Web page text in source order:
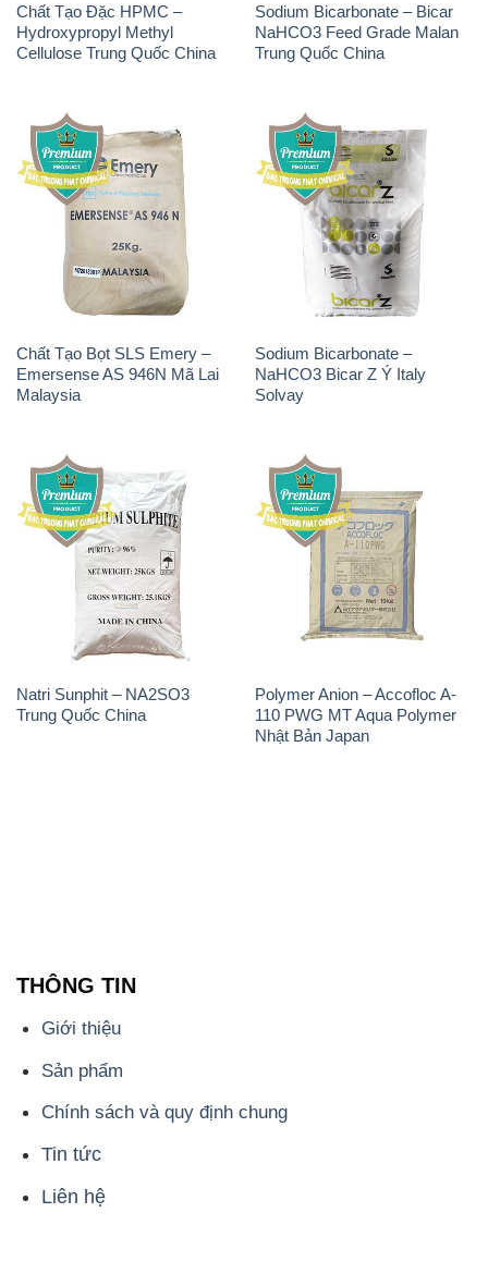
Chất Tạo Đặc HPMC –
Hydroxypropyl Methyl
Cellulose Trung Quốc China
Sodium Bicarbonate – Bicar
NaHCO3 Feed Grade Malan
Trung Quốc China
Chất Tạo Bọt SLS Emery –
Emersense AS 946N Mã Lai
Malaysia
Sodium Bicarbonate –
NaHCO3 Bicar Z Ý Italy
Solvay
Natri Sunphit – NA2SO3
Trung Quốc China
Polymer Anion – Accofloc A-
110 PWG MT Aqua Polymer
Nhật Bản Japan
THÔNG TIN
Giới thiệu
Sản phẩm
Chính sách và quy định chung
Tin tức
Liên hệ